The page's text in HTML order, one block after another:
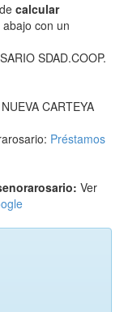
calcular
con un
SDAD.COOP.
CARTEYA
Préstamos
Ver